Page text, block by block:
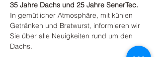
35 Jahre Dachs und 25 Jahre SenerTec.
In gemütlicher Atmosphäre, mit kühlen
Getränken und Bratwurst, informieren wir
Sie über alle Neuigkeiten rund um den
Dachs.